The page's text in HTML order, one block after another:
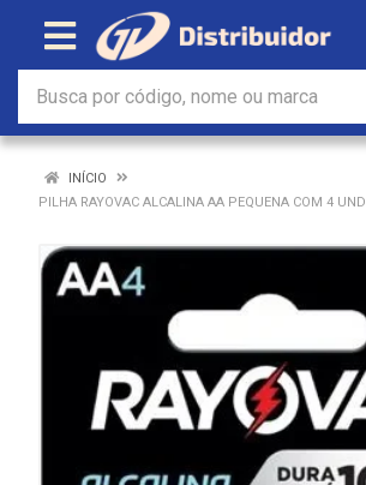
INÍCIO
PILHA RAYOVAC ALCALINA AA PEQUENA COM 4 UND